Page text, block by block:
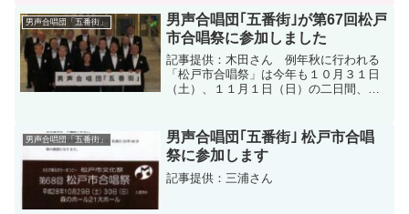
したが、全日本合唱連盟の「感染拡大防
止のガイドライン」や五番街...
男声合唱団「五番街」
男声合唱団｢五番街｣が第67回松戸
市合唱祭に参加しました
記事提供：木田さん 例年秋に行われる
「松戸市合唱祭」は今年も１０月３１日
（土）、１１月１日（日）の二日間、
加していますが、今回は色々な事情で団
員数が少なくなる中での参加...
男声合唱団「五番街」
男声合唱団｢五番街｣ 松戸市合唱
祭に参加します
記事提供：三浦さん